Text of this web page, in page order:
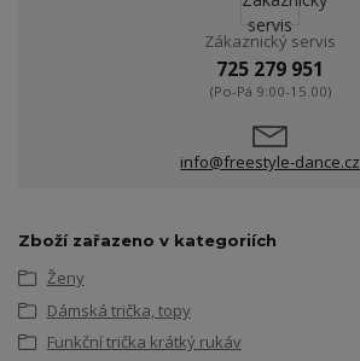
Zákaznický servis
725 279 951
(Po-Pá 9:00-15.00)
info@freestyle-dance.cz
Zboží zařazeno v kategoriích
Ženy
Dámská trička, topy
Funkční trička krátký rukáv